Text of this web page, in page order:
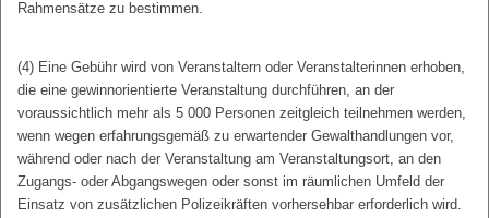
Rahmensätze zu bestimmen.
(4) Eine Gebühr wird von Veranstaltern oder Veranstalterinnen erhoben,
die eine gewinnorientierte Veranstaltung durchführen, an der
voraussichtlich mehr als 5 000 Personen zeitgleich teilnehmen werden,
wenn wegen erfahrungsgemäß zu erwartender Gewalthandlungen vor,
während oder nach der Veranstaltung am Veranstaltungsort, an den
Zugangs- oder Abgangswegen oder sonst im räumlichen Umfeld der
Einsatz von zusätzlichen Polizeikräften vorhersehbar erforderlich wird.